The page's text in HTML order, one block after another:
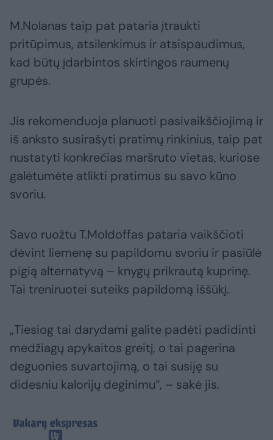
M.Nolanas taip pat pataria įtraukti
pritūpimus, atsilenkimus ir atsispaudimus,
kad būtų įdarbintos skirtingos raumenų
grupės.
Jis rekomenduoja planuoti pasivaikščiojimą ir
iš anksto susirašyti pratimų rinkinius, taip pat
nustatyti konkrečias maršruto vietas, kuriose
galėtumėte atlikti pratimus su savo kūno
svoriu.
Savo ruožtu T.Moldoffas pataria vaikščioti
dėvint liemenę su papildomu svoriu ir pasiūlė
pigią alternatyvą – knygų prikrautą kuprinę.
Tai treniruotei suteiks papildomą iššūkį.
„Tiesiog tai darydami galite padėti padidinti
medžiagų apykaitos greitį, o tai pagerina
deguonies suvartojimą, o tai susiję su
didesniu kalorijų deginimu“, – sakė jis.